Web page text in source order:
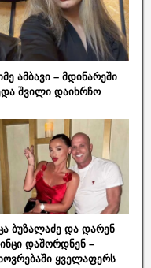
ამბავი – მდინარეში
შვილი დაიხრჩო
ბუზალაძე და დარენ
დაშორდნენ –
ყველაფერს